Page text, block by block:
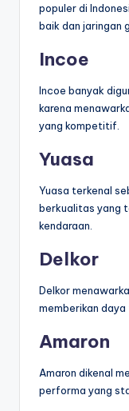
populer di
baik dan jaringan
Incoe
Incoe banyak
karena
yang kompetitif.
Yuasa
Yuasa terkenal
berkualitas yang
kendaraan.
Delkor
Delkor
memberikan daya
Amaron
Amaron dikenal
performa yang